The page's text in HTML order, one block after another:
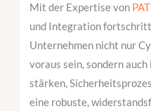
Mit der Expertise von
und Integration
Unternehmen nicht nur
voraus sein, sondern
stärken,
eine robuste,